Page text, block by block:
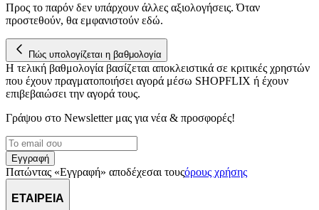
Προς το παρόν δεν υπάρχουν άλλες αξιολογήσεις. Όταν
προστεθούν, θα εμφανιστούν εδώ.
Πώς υπολογίζεται η βαθμολογία
Η τελική βαθμολογία βασίζεται αποκλειστικά σε κριτικές χρηστών
που έχουν πραγματοποιήσει αγορά μέσω SHOPFLIX ή έχουν
επιβεβαιώσει την αγορά τους.
Γράψου στο Νewsletter μας για νέα & προσφορές!
Εγγραφή
Πατώντας «Εγγραφή» αποδέχεσαι τουςόρους χρήσης
ΕΤΑΙΡΕΙΑ